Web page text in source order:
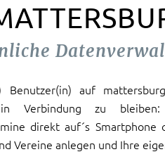
Benutzer(in) auf
in Verbindung zu
direkt auf´s
Vereine anlegen und Ihre